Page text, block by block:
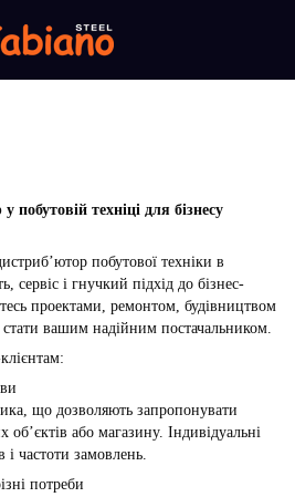
побутовій техніці для бізнесу
побутової техніки в
сервіс і гнучкий підхід до бізнес-
проектами, ремонтом, будівництвом
вашим надійним постачальником.
що дозволяють запропонувати
або магазину. Індивідуальні
і частоти замовлень.
потреби